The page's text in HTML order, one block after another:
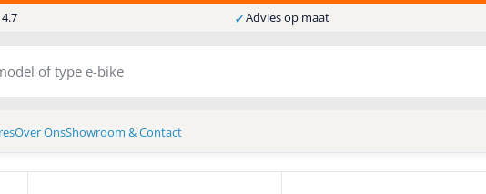
✓Advies op maat
Over OnsShowroom & Contact